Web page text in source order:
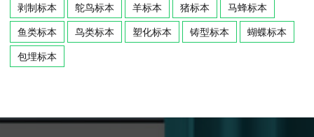
剥制标本
鸵鸟标本 羊标本 猪标本
马蜂标本
鱼类标本
鸟类标本 塑化标本 铸型标本
蝴蝶标本
包埋标本